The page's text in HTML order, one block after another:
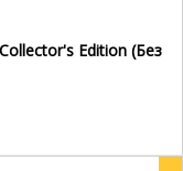
Edition (Без